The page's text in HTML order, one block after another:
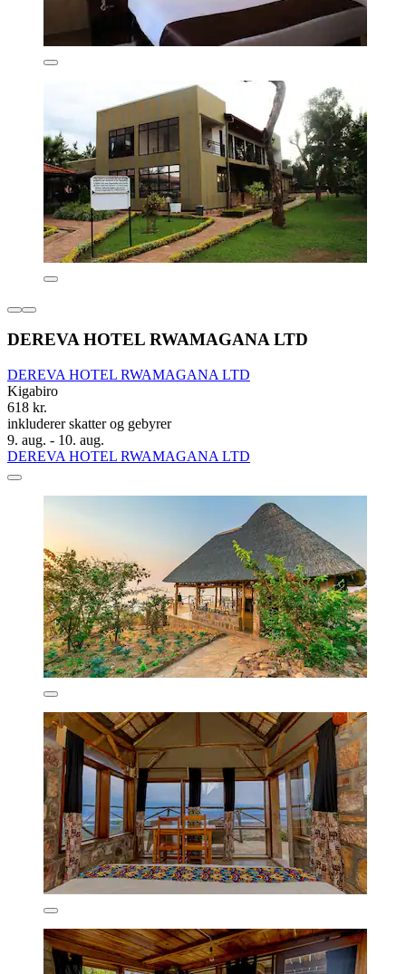
DEREVA HOTEL RWAMAGANA LTD
DEREVA HOTEL RWAMAGANA LTD
Kigabiro
618 kr.
inkluderer skatter og gebyrer
9. aug. - 10. aug.
DEREVA HOTEL RWAMAGANA LTD